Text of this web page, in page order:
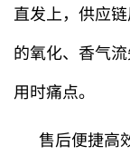
直发上，供应
的氧化、香气
用时痛点。
售后便捷高